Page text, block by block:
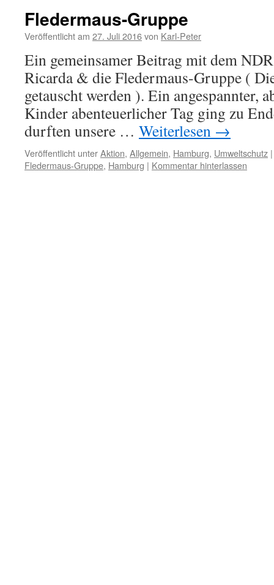
Fledermaus-Gruppe
Veröffentlicht am 27. Juli 2016von Karl-Peter
Ein gemeinsamer Beitrag mit dem
Ricarda & die Fledermaus-Gruppe (
getauscht werden ). Ein angespannter,
Kinder abenteuerlicher Tag ging zu
durften unsere … Weiterlesen →
Veröffentlicht unterAktion, Allgemein, Hamburg, Umweltschutz |
Fledermaus-Gruppe, Hamburg | Kommentar hinterlassen